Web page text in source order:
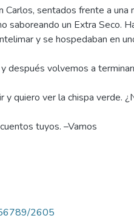
Carlos, sentados frente a una
saboreando un Extra Seco.
y se hospedaban en
después volvemos a
y quiero ver la chispa verde.
tuyos. –Vamos
2605